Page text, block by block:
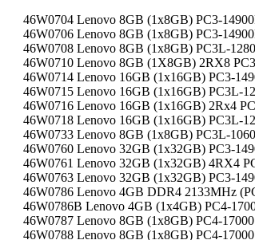
46W0704 Lenovo 8GB (1x8GB) PC3-
46W0706 Lenovo 8GB (1x8GB) PC3-
46W0708 Lenovo 8GB (1x8GB) PC3L-
46W0710 Lenovo 8GB (1X8GB) 2RX8
46W0714 Lenovo 16GB (1x16GB) PC3-
46W0715 Lenovo 16GB (1x16GB) PC3L-
46W0716 Lenovo 16GB (1x16GB) 2Rx4
46W0718 Lenovo 16GB (1x16GB) PC3L-
46W0733 Lenovo 8GB (1x8GB) PC3L-
46W0760 Lenovo 32GB (1x32GB) PC3-
46W0761 Lenovo 32GB (1x32GB) 4RX4
46W0763 Lenovo 32GB (1x32GB) PC3-
46W0786 Lenovo 4GB DDR4 2133MHz
46W0786B Lenovo 4GB (1x4GB) PC4-
46W0787 Lenovo 8GB (1x8GB) PC4-
46W0788 Lenovo 8GB (1x8GB) PC4-